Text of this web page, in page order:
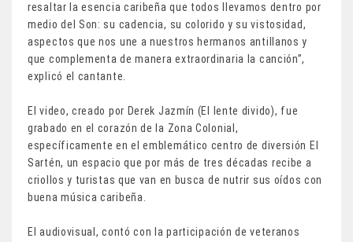
resaltar la esencia caribeña que todos llevamos dentro por
medio del Son: su cadencia, su colorido y su vistosidad,
aspectos que nos une a nuestros hermanos antillanos y
que complementa de manera extraordinaria la canción”,
explicó el cantante.
El video, creado por Derek Jazmín (El lente divido), fue
grabado en el corazón de la Zona Colonial,
específicamente en el emblemático centro de diversión El
Sartén, un espacio que por más de tres décadas recibe a
criollos y turistas que van en busca de nutrir sus oídos con
buena música caribeña.
El audiovisual, contó con la participación de veteranos